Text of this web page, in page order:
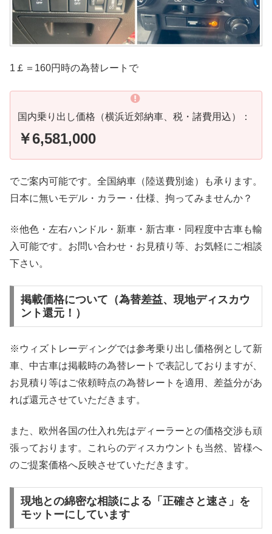
1￡＝160円時の為替レートで
国内乗り出し価格（横浜近郊納車、税・諸費用込）：
￥6,581,000
でご案内可能です。全国納車（陸送費別途）も承ります。
日本に無いモデル・カラー・仕様、拘ってみませんか？
※他色・左右ハンドル・新車・新古車・同程度中古車も輸
入可能です。お問い合わせ・お見積り等、お気軽にご相談
下さい。
掲載価格について（為替差益、現地ディスカウ
ント還元！）
※ウィズトレーディングでは参考乗り出し価格例として新
車、中古車は掲載時の為替レートで表記しておりますが、
お見積り等はご依頼時点の為替レートを適用、差益分があ
れば還元させていただきます。
また、欧州各国の仕入れ先はディーラーとの価格交渉も頑
張っております。これらのディスカウントも当然、皆様へ
のご提案価格へ反映させていただきます。
現地との綿密な相談による「正確さと速さ」を
モットーにしています